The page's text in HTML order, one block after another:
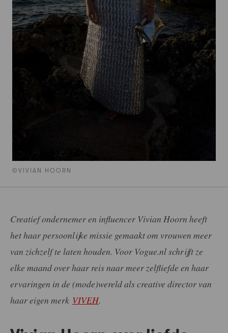
©VIVIAN HOORN
Creatief ondernemer en influencer Vivian Hoorn heeft
het haar persoonlijke missie gemaakt om vrouwen meer
van zichzelf te laten houden. Voor Vogue.nl schrijft ze
elke maand over haar reis naar meer zelfliefde en haar
ervaringen in de (mode)wereld als creative director van
haar eigen merk VIVEH.